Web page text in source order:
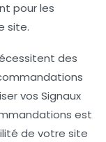
pour les
site.
des
vos Signaux
est
de votre site